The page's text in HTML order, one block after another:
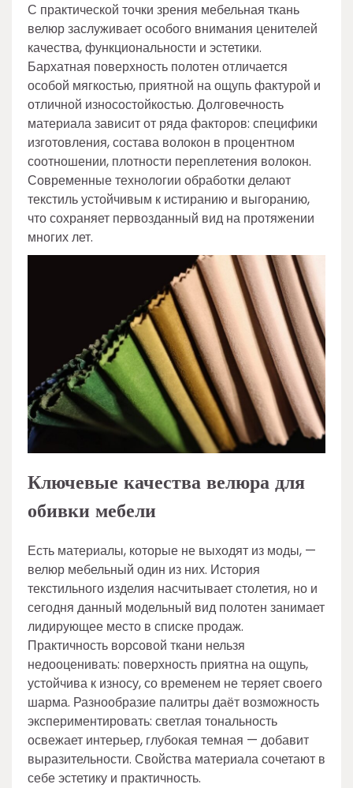
С практической точки зрения мебельная ткань
велюр заслуживает особого внимания ценителей
качества, функциональности и эстетики.
Бархатная поверхность полотен отличается
особой мягкостью, приятной на ощупь фактурой и
отличной износостойкостью. Долговечность
материала зависит от ряда факторов: специфики
изготовления, состава волокон в процентном
соотношении, плотности переплетения волокон.
Современные технологии обработки делают
текстиль устойчивым к истиранию и выгоранию,
что сохраняет первозданный вид на протяжении
многих лет.
Ключевые качества велюра для
обивки мебели
Есть материалы, которые не выходят из моды, —
велюр мебельный один из них. История
текстильного изделия насчитывает столетия, но и
сегодня данный модельный вид полотен занимает
лидирующее место в списке продаж.
Практичность ворсовой ткани нельзя
недооценивать: поверхность приятна на ощупь,
устойчива к износу, со временем не теряет своего
шарма. Разнообразие палитры даёт возможность
экспериментировать: светлая тональность
освежает интерьер, глубокая темная — добавит
выразительности. Свойства материала сочетают в
себе эстетику и практичность.